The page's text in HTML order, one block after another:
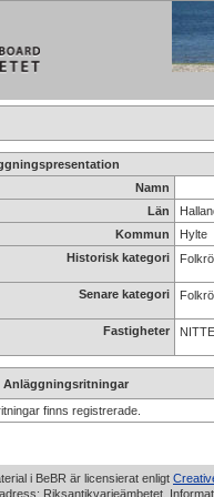
Namn
Län
Kommun
Hylte
Historisk kategori
Senare kategori
Fastigheter
Anläggningsritningar
finns registrerade.
i BeBR är licensierat enligt
Riksantikvarieämbetet,